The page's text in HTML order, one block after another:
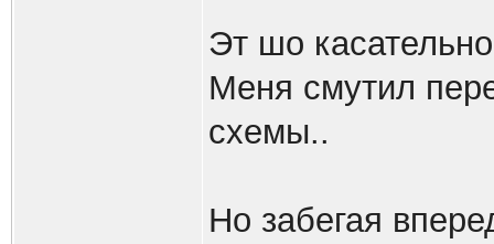
Эт шо
Меня смутил
схемы..
Но забегая